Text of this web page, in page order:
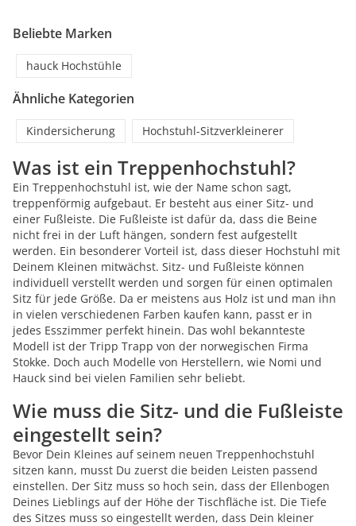
Beliebte Marken
hauck Hochstühle
Ähnliche Kategorien
Kindersicherung Hochstuhl-Sitzverkleinerer
Was ist ein Treppenhochstuhl?
Ein Treppenhochstuhl ist, wie der Name schon sagt,
treppenförmig aufgebaut. Er besteht aus einer Sitz- und
einer Fußleiste. Die Fußleiste ist dafür da, dass die Beine
nicht frei in der Luft hängen, sondern fest aufgestellt
werden. Ein besonderer Vorteil ist, dass dieser Hochstuhl mit
Deinem Kleinen mitwächst. Sitz- und Fußleiste können
individuell verstellt werden und sorgen für einen optimalen
Sitz für jede Größe. Da er meistens aus Holz ist und man ihn
in vielen verschiedenen Farben kaufen kann, passt er in
jedes Esszimmer perfekt hinein. Das wohl bekannteste
Modell ist der Tripp Trapp von der norwegischen Firma
Stokke. Doch auch Modelle von Herstellern, wie Nomi und
Hauck sind bei vielen Familien sehr beliebt.
Wie muss die Sitz- und die Fußleiste
eingestellt sein?
Bevor Dein Kleines auf seinem neuen Treppenhochstuhl
sitzen kann, musst Du zuerst die beiden Leisten passend
einstellen. Der Sitz muss so hoch sein, dass der Ellenbogen
Deines Lieblings auf der Höhe der Tischfläche ist. Die Tiefe
des Sitzes muss so eingestellt werden, dass Dein kleiner